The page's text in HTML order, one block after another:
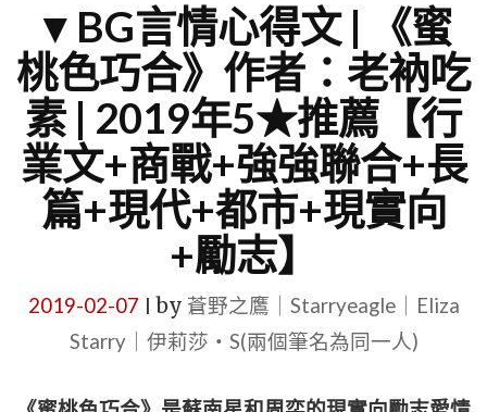
▼BG言情心得文 | 《蜜
桃色巧合》作者：老衲吃
素 | 2019年5★推薦【行
業文+商戰+強強聯合+長
篇+現代+都市+現實向
+勵志】
2019-02-07 by 蒼野之鷹｜Starryeagle｜Eliza
Starry｜伊莉莎・S(兩個筆名為同一人)